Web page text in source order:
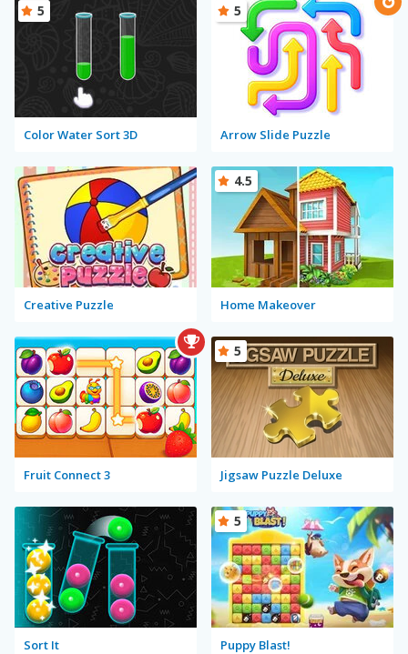
Color Water Sort 3D
5
Arrow Slide Puzzle
5
Creative Puzzle Home Makeover
4.5
Fruit Connect 3 Jigsaw Puzzle Deluxe
5
Sort It Puppy Blast!
5